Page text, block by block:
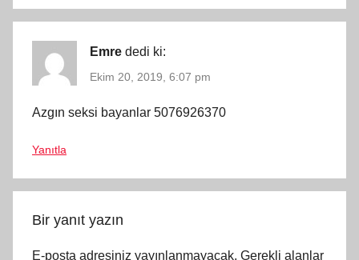
Emre dedi ki:
Ekim 20, 2019, 6:07 pm
Azgın seksi bayanlar 5076926370
Yanıtla
Bir yanıt yazın
E-posta adresiniz yayınlanmayacak. Gerekli alanlar